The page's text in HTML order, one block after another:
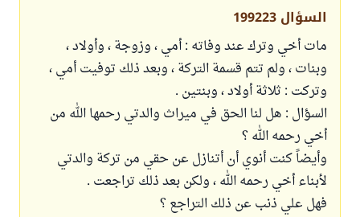
السؤال 199223
مات أخي وترك عند وفاته : أمي ، وزوجة ، وأولاد ،
وبنات ، ولم تتم قسمة التركة ، وبعد ذلك توفيت أمي ،
وتركت : ثلاثة أولاد ، وبنتين .
السؤال : هل لنا الحق في ميراث والدتي رحمها الله من
أخي رحمه الله ؟
وأيضاً كنت أنوي أن أتنازل عن حقي من تركة والدتي
لأبناء أخي رحمه الله ، ولكن بعد ذلك تراجعت .
فهل علي ذنب عن ذلك التراجع ؟